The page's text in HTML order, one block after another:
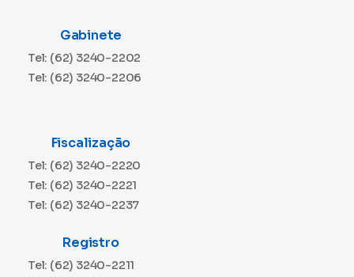
Gabinete
Tel: (62) 3240-2202
Tel: (62) 3240-2206
Fiscalização
Tel: (62) 3240-2220
Tel: (62) 3240-2221
Tel: (62) 3240-2237
Registro
Tel: (62) 3240-2211